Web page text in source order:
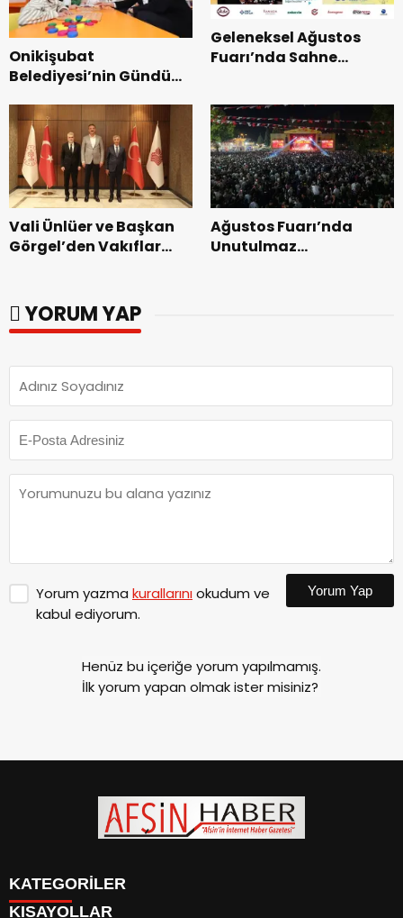
Onikişubat
Belediyesi’nin Gündüz
dönemin ön kayıtları
başladı.
Geleneksel Ağustos
Fuarı’nda Sahne
Vali Ünlüer ve Başkan
Görgel’den Vakıflar
Ağustos Fuarı’nda
Unutulmaz
YORUM YAP
Yorum yazma kurallarınıokudum ve
kabul ediyorum.
Yorum Yap
Henüz bu içeriğe yorum yapılmamış.
İlk yorum yapan olmak ister misiniz?
KATEGORİLER
KISAYOLLAR